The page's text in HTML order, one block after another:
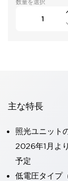
数量を選択
主な特長
照光ユニット
2026年1月よ
予定
低電圧タイプ